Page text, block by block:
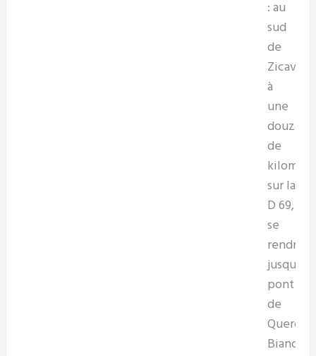
: au
sud
de
Zicavo,
à
une
de
sur la
D 69,
se
rendre
jusqu’au
pont
de
Querci
Bianchi.